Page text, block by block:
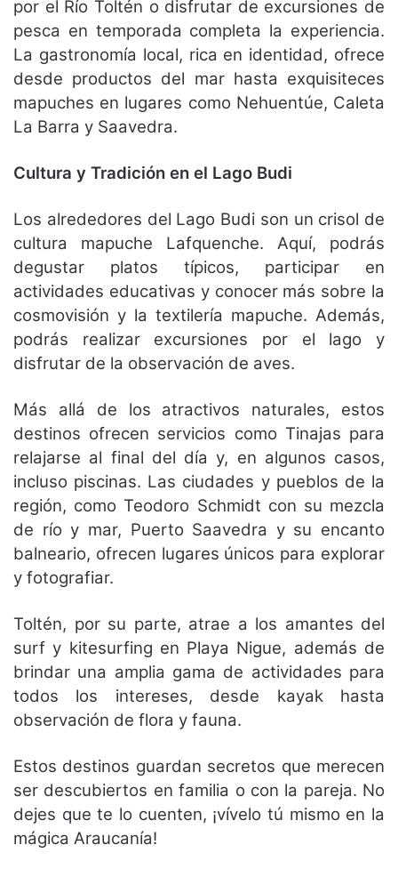
por el Río Toltén o disfrutar de excursiones de
pesca en temporada completa la experiencia.
La gastronomía local, rica en identidad, ofrece
desde productos del mar hasta exquisiteces
mapuches en lugares como Nehuentúe, Caleta
La Barra y Saavedra.
Cultura y Tradición en el Lago Budi
Los alrededores del Lago Budi son un crisol de
cultura mapuche Lafquenche. Aquí, podrás
degustar platos típicos, participar en
actividades educativas y conocer más sobre la
cosmovisión y la textilería mapuche. Además,
podrás realizar excursiones por el lago y
disfrutar de la observación de aves.
Más allá de los atractivos naturales, estos
destinos ofrecen servicios como Tinajas para
relajarse al final del día y, en algunos casos,
incluso piscinas. Las ciudades y pueblos de la
región, como Teodoro Schmidt con su mezcla
de río y mar, Puerto Saavedra y su encanto
balneario, ofrecen lugares únicos para explorar
y fotografiar.
Toltén, por su parte, atrae a los amantes del
surf y kitesurfing en Playa Nigue, además de
brindar una amplia gama de actividades para
todos los intereses, desde kayak hasta
observación de flora y fauna.
Estos destinos guardan secretos que merecen
ser descubiertos en familia o con la pareja. No
dejes que te lo cuenten, ¡vívelo tú mismo en la
mágica Araucanía!